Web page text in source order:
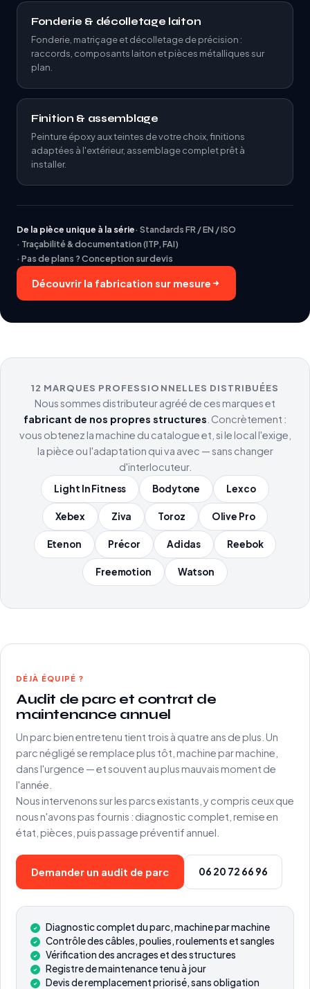
Fonderie & décolletage laiton
Fonderie, matriçage et décolletage de précision :
raccords, composants laiton et pièces métalliques sur
plan.
Finition & assemblage
Peinture époxy aux teintes de votre choix, finitions
adaptées à l'extérieur, assemblage complet prêt à
installer.
De la pièce unique à la série· Standards FR / EN / ISO
· Traçabilité & documentation (ITP, FAI)
· Pas de plans ? Conception sur devis
Découvrir la fabrication sur mesure
12 MARQUES PROFESSIONNELLES DISTRIBUÉES
Nous sommes distributeur agréé de ces marques et
fabricant de nos propres structures . Concrètement :
vous obtenez la machine du catalogue et, si le local l'exige,
la pièce ou l'adaptation qui va avec — sans changer
d'interlocuteur.
Light In Fitness Bodytone Lexco
Xebex Ziva Toroz Olive Pro
Etenon Précor Adidas Reebok
Freemotion Watson
DÉJÀ ÉQUIPÉ ?
Audit de parc et contrat de
maintenance annuel
Un parc bien entretenu tient trois à quatre ans de plus. Un
parc négligé se remplace plus tôt, machine par machine,
dans l'urgence — et souvent au plus mauvais moment de
l'année.
Nous intervenons sur les parcs existants, y compris ceux que
nous n'avons pas fournis : diagnostic complet, remise en
état, pièces, puis passage préventif annuel.
Demander un audit de parc 06 20 72 66 96
Diagnostic complet du parc, machine par machine
Contrôle des câbles, poulies, roulements et sangles
Vérification des ancrages et des structures
Registre de maintenance tenu à jour
Devis de remplacement priorisé, sans obligation